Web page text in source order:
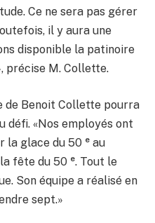
Ce ne sera pas gérer
il y aura une
disponible la patinoire
précise M. Collette.
de Benoit Collette pourra
défi. «Nos employés ont
la glace du 50 e au
fête du 50 e. Tout le
Son équipe a réalisé en
sept.»